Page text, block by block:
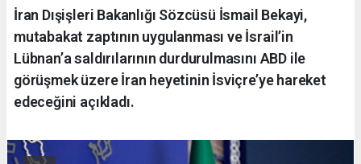
İran Dışişleri Bakanlığı Sözcüsü İsmail Bekayi,
mutabakat zaptının uygulanması ve İsrail’in
Lübnan’a saldırılarının durdurulmasını ABD ile
görüşmek üzere İran heyetinin İsviçre’ye hareket
edeceğini açıkladı.